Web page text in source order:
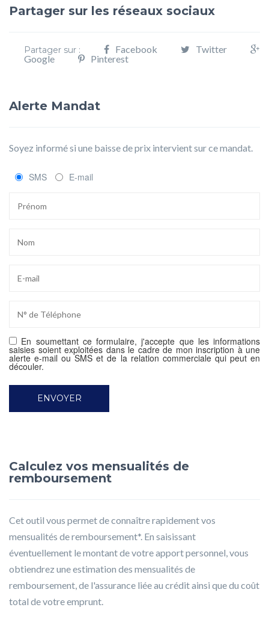
Partager sur les réseaux sociaux
Partager sur : Facebook
Twitter
Google
Pinterest
Alerte Mandat
Soyez informé si une baisse de prix intervient sur ce mandat.
SMS E-mail
En soumettant ce formulaire, j'accepte que les informations
saisies soient exploitées dans le cadre de mon inscription à une
alerte e-mail ou SMS et de la relation commerciale qui peut en
découler.
Calculez vos mensualités de
remboursement
Cet outil vous permet de connaître rapidement vos
mensualités de remboursement*. En saisissant
éventuellement le montant de votre apport personnel, vous
obtiendrez une estimation des mensualités de
remboursement, de l'assurance liée au crédit ainsi que du coût
total de votre emprunt.